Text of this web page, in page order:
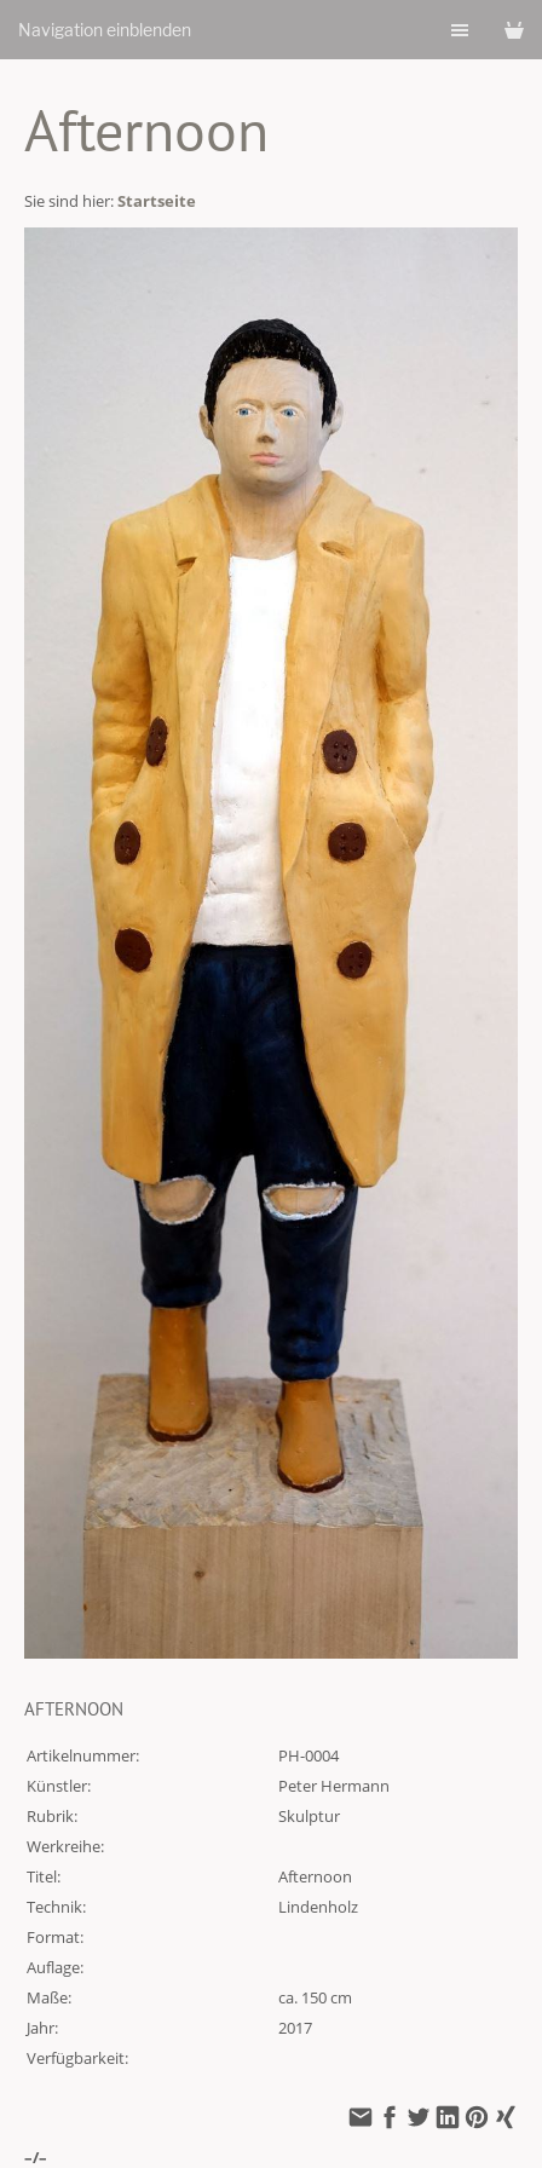
Navigation einblenden
Afternoon
Sie sind hier:Startseite
AFTERNOON
Artikelnummer:
PH-0004
Künstler:
Peter Hermann
Rubrik:
Skulptur
Werkreihe:
Titel:
Afternoon
Technik:
Lindenholz
Format:
Auflage:
Maße:
ca. 150 cm
Jahr:
2017
Verfügbarkeit:
–/–